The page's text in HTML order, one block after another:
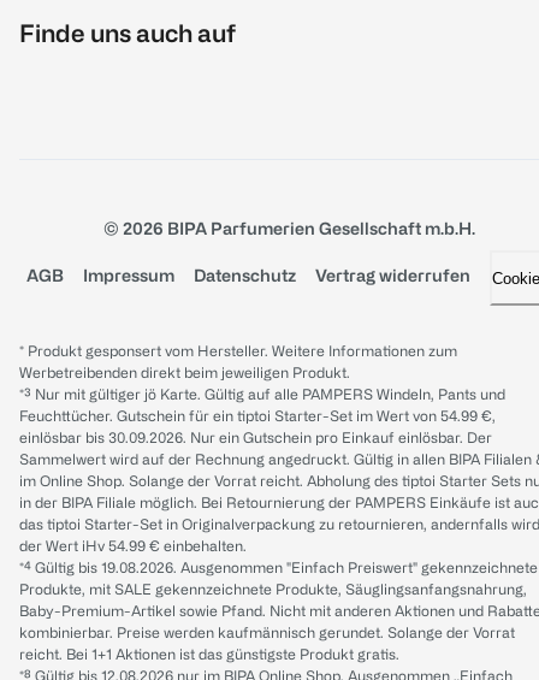
Finde uns auch auf
© 2026 BIPA Parfumerien Gesellschaft m.b.H.
AGB Impressum Datenschutz Vertrag widerrufen
* Produkt gesponsert vom Hersteller. Weitere Informationen zum
Werbetreibenden direkt beim jeweiligen Produkt.
*³ Nur mit gültiger jö Karte. Gültig auf alle PAMPERS Windeln, Pants und
Feuchttücher. Gutschein für ein tiptoi Starter-Set im Wert von 54.99 €,
einlösbar bis 30.09.2026. Nur ein Gutschein pro Einkauf einlösbar. Der
Sammelwert wird auf der Rechnung angedruckt. Gültig in allen BIPA Filialen
im Online Shop. Solange der Vorrat reicht. Abholung des tiptoi Starter Sets
in der BIPA Filiale möglich. Bei Retournierung der PAMPERS Einkäufe ist
das tiptoi Starter-Set in Originalverpackung zu retournieren, andernfalls wird
der Wert iHv 54.99 € einbehalten.
*⁴ Gültig bis 19.08.2026. Ausgenommen "Einfach Preiswert" gekennzeichnete
Produkte, mit SALE gekennzeichnete Produkte, Säuglingsanfangsnahrung,
Baby-Premium-Artikel sowie Pfand. Nicht mit anderen Aktionen und
kombinierbar. Preise werden kaufmännisch gerundet. Solange der Vorrat
reicht. Bei 1+1 Aktionen ist das günstigste Produkt gratis.
*⁸ Gültig bis 12.08.2026 nur im BIPA Online Shop. Ausgenommen „Einfach